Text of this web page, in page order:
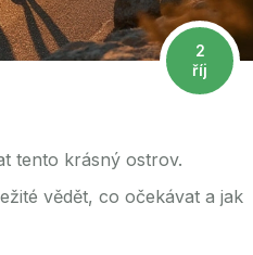
2
říj
tento krásný ostrov.
vědět, co očekávat a jak